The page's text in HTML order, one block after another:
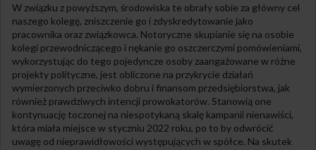
W związku z powyższym, środowiska te obrały sobie za główny cel
naszego kolegę, zniszczenie go i zdyskredytowanie jako
pracownika oraz związkowca. Notoryczne skupianie się na osobie
kolegi przewodniczącego i nękanie go oszczerczymi pomówieniami,
wykorzystując do tego pojedyncze osoby zaangażowane w różne
projekty polityczne, jest obliczone na przykrycie działań
wymierzonych przeciwko dobru i finansom przedsiębiorstwa, jak
również prawdziwych intencji prowokatorów. Stanowią one
kontynuację toczonej na niespotykaną skalę kampanii nienawiści,
która miała miejsce w styczniu 2022 roku, po to by odwrócić
uwagę od nieprawidłowości występujących w spółce. Na skutek